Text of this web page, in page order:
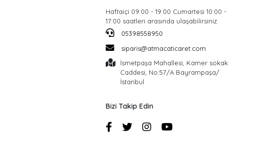
Haftaiçi 09:00 - 19:00 Cumartesi 10:00 -
17:00 saatleri arasında ulaşabilirsiniz.
05398558950
siparis@atmacaticaret.com
İsmetpaşa Mahallesi, Kamer sokak
Caddesi, No:57/A Bayrampaşa/
İstanbul
Bizi Takip Edin